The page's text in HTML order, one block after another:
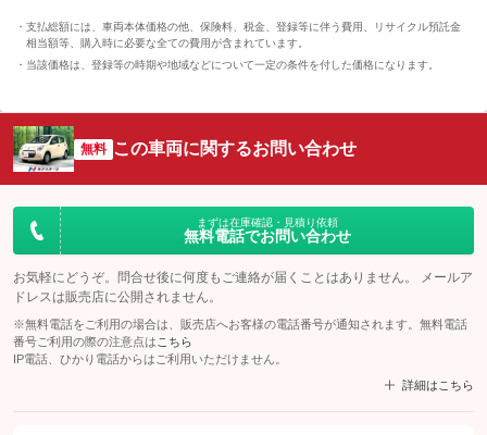
支払総額には、車両本体価格の他、保険料、税金、登録等に伴う費用、リサイクル預託金
相当額等、購入時に必要な全ての費用が含まれています。
当該価格は、登録等の時期や地域などについて一定の条件を付した価格になります。
無料 この車両に関するお問い合わせ
まずは在庫確認・見積り依頼
無料電話でお問い合わせ
お気軽にどうぞ。問合せ後に何度もご連絡が届くことはありません。 メールア
ドレスは販売店に公開されません。
※無料電話をご利用の場合は、販売店へお客様の電話番号が通知されます。無料電話
番号ご利用の際の注意点は こちら
IP電話、ひかり電話からはご利用いただけません。
詳細はこちら